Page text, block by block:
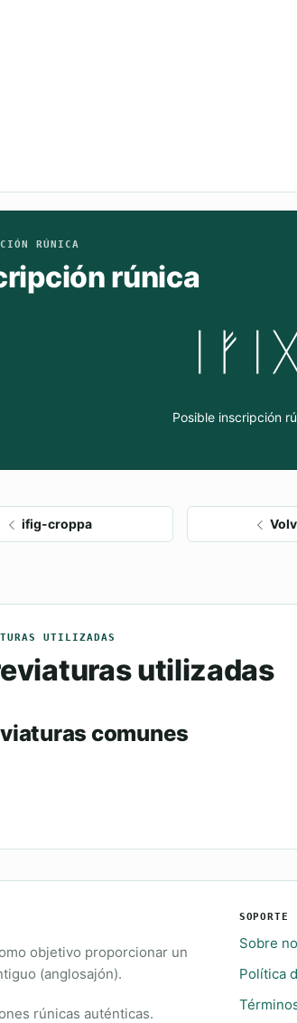
RÚNICA
rúnica
Posible inscripción
ifig-croppa
UTILIZADAS
utilizadas
comunes
objetivo proporcionar un
(anglosajón).
rúnicas auténticas.
SOPORTE
Sobre
Política